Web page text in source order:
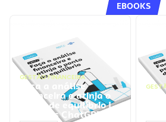
EBOOKS
GESTÃO FINANCEIRA
Faça a análise
financeira e atinja o
ponto de equilíbrio |
Prompts ChatGPT